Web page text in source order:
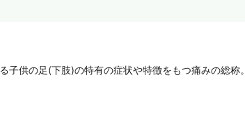
子供の足(下肢)の特有の症状や特徴をもつ痛みの総称。